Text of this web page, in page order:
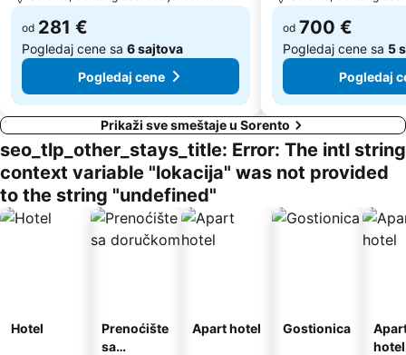
od 281 €
Pogledaj cene sa 6 sajtova
Pogledaj cene
od 700 €
Pogledaj cene sa 5
Pogledaj
Prikaži sve smeštaje u Sorento
seo_tlp_other_stays_title: Error: The intl string
context variable "lokacija" was not provided
to the string "undefined"
Hotel
Prenoćište
sa
Apart hotel Gostionica
hotel